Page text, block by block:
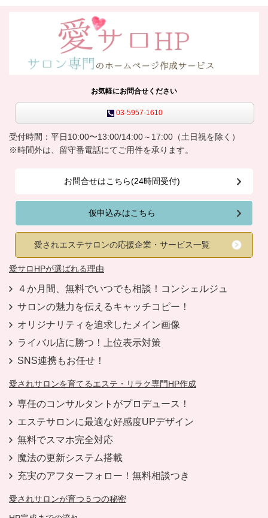
お気軽にお問合せください
03-5957-1610
受付時間：平日10:00〜13:00/14:00～17:00（土日祝を除く）
※時間外は、留守番電話にてご用件を承ります。
お問合せはこちら(24時間受付)
仮申込みはこちら
愛されエステサロンの応援企業・サービス一覧
愛サロHPが選ばれる理由
４か月間、無料でいつでも相談！コンシェルジュ
サロンの魅力を伝えるキャッチコピー！
オリジナリティを追求したメイン画像
ライバル店に勝つ！上位表示対策
SNS連携もお任せ！
愛されサロンを育てるエステ・リラク専門HP作成
専任のコンサルタント がプロデュース！
エステサロンに最適な好感度UPデザイン
無料でスマホ完全対応
魔法の更新システム搭載
充実のアフターフォロー ！無料相談つき
愛されサロンが育つ５つの秘密